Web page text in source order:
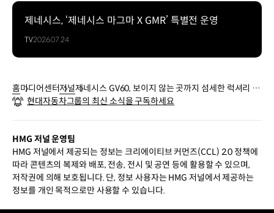
제네시스, ‘제네시스 마그마 X GMR’ 특별전 운영
TV2026.07.24
홈미디어센터저널제네시스 GV60, 보이지 않는 곳까지 섬세한 럭셔리 감
성을 더하다
현대자동차그룹의 최신 소식을 구독하세요
HMG 저널 운영팀
HMG 저널에서 제공되는 정보는 크리에이티브 커먼즈(CCL) 2.0 정책에
따라 콘텐츠의 복제와 배포, 전송, 전시 및 공연 등에 활용할 수 있으며,
저작권에 의해 보호됩니다. 단, 정보 사용자는 HMG 저널에서 제공하는
정보를 개인 목적으로만 사용할 수 있습니다.